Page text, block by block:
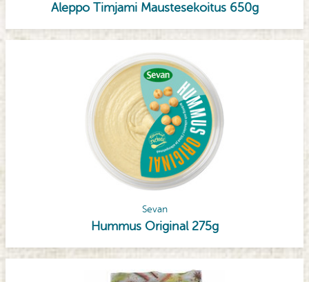
Aleppo Timjami Maustesekoitus 650g
Sevan
Hummus Original 275g